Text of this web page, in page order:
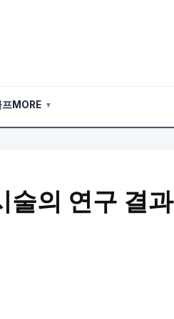
MORE ▼
술의 연구 결과